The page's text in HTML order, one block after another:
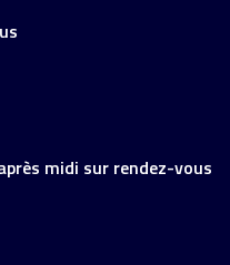
midi sur rendez-vous